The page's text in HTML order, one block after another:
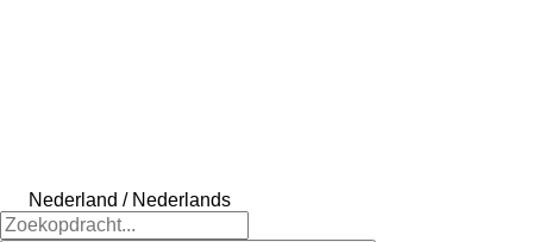
Nederland / Nederlands